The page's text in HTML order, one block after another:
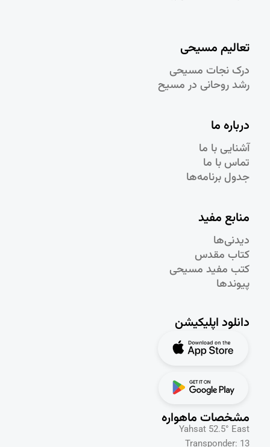
تعالیم مسیحی
درک نجات مسيحی
رشد روحانی در مسيح
درباره ما
آشنایی با ما
تماس با ما
جدول برنامه‌ها
منابع مفید
دیدنی‌ها
کتاب مقدس
کتب مفید مسیحی
پیوندها
دانلود اپلیکیشن
مشخصات ماهواره
Yahsat 52.5° East
Transponder: 13